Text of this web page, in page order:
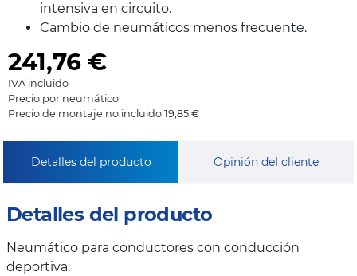
intensiva en circuito.
Cambio de neumáticos menos frecuente.
241,76 €
IVA incluido
Precio por neumático
Precio de montaje no incluido 19,85 €
Detalles del producto Opinión del cliente
Detalles del producto
Neumático para conductores con conducción
deportiva.